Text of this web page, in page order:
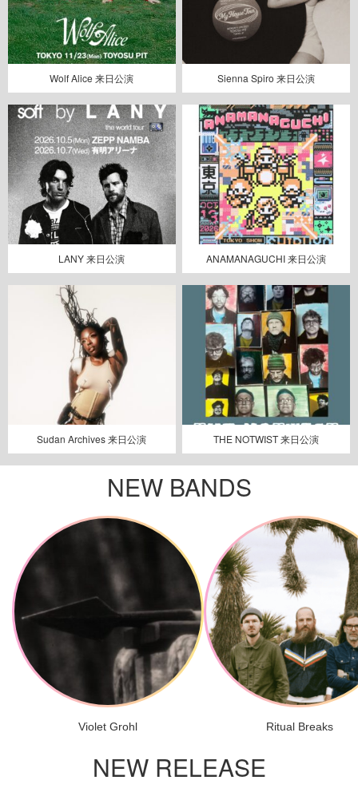
Wolf Alice 来日公演 Sienna Spiro 来日公演
LANY 来日公演 ANAMANAGUCHI 来日公演
Sudan Archives 来日公演 THE NOTWIST 来日公演
NEW BANDS
Violet Grohl Ritual Breaks
NEW RELEASE